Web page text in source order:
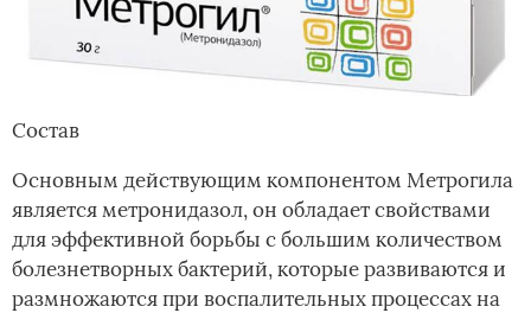
Состав
Основным действующим компонентом Метрогила
является метронидазол, он обладает свойствами
для эффективной борьбы с большим количеством
болезнетворных бактерий, которые развиваются и
размножаются при воспалительных процессах на